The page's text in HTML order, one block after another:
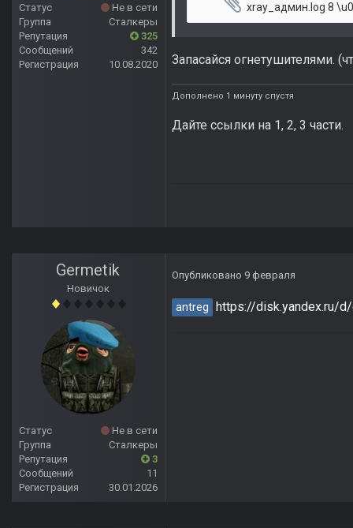
Статус
Не в сети
Группа
Сталкеры
Репутация
325
Сообщений
342
Регистрация
10.08.2020
xray_админ.log 8
Запасайся огнетушителями.
Дополнено 1 минуту спустя
Дайте ссылки на 1, 2, 3 части.
Germetik
Новичок
Статус
Не в сети
Группа
Сталкеры
Репутация
3
Сообщений
11
Регистрация
30.01.2026
Опубликовано 9 февраля
antreg https://disk.yandex.ru/